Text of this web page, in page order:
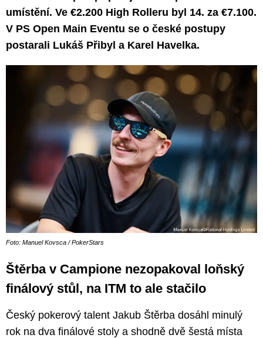
umístění. Ve €2.200 High Rolleru byl 14. za €7.100.
V PS Open Main Eventu se o české postupy
postarali Lukáš Přibyl a Karel Havelka.
Foto: Manuel Kovsca / PokerStars
Štěrba v Campione nezopakoval loňský
finálový stůl, na ITM to ale stačilo
Český pokerový talent Jakub Štěrba dosáhl minulý
rok na dva finálové stoly a shodně dvě šestá místa